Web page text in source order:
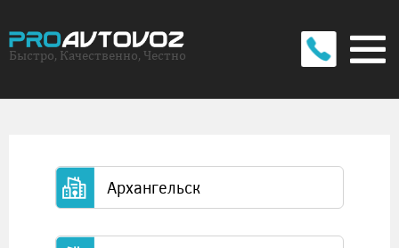
Быстро, Качественно, Честно